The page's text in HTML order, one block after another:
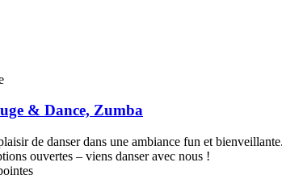
& Dance, Zumba
de danser dans une ambiance fun et
ouvertes – viens danser avec nous !